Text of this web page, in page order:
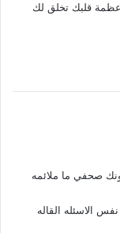
قلبك تخلق لك
صحفي ما ملائمه
الاسئله القاله